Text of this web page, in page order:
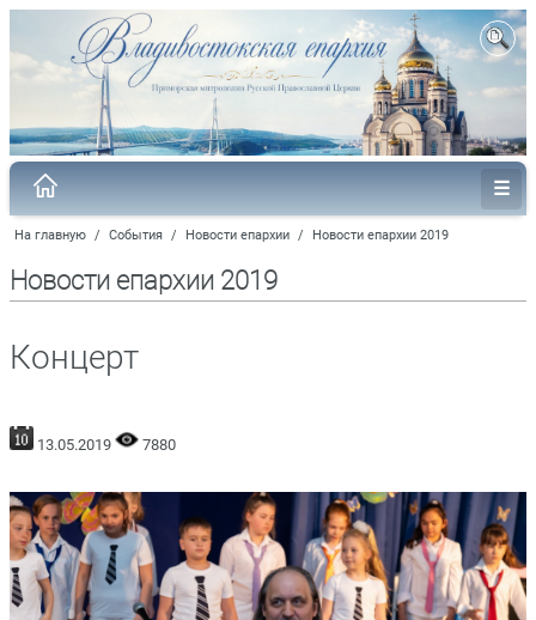
На главную / События / Новости епархии / Новости епархии 2019
Новости епархии 2019
Концерт
13.05.2019 7880